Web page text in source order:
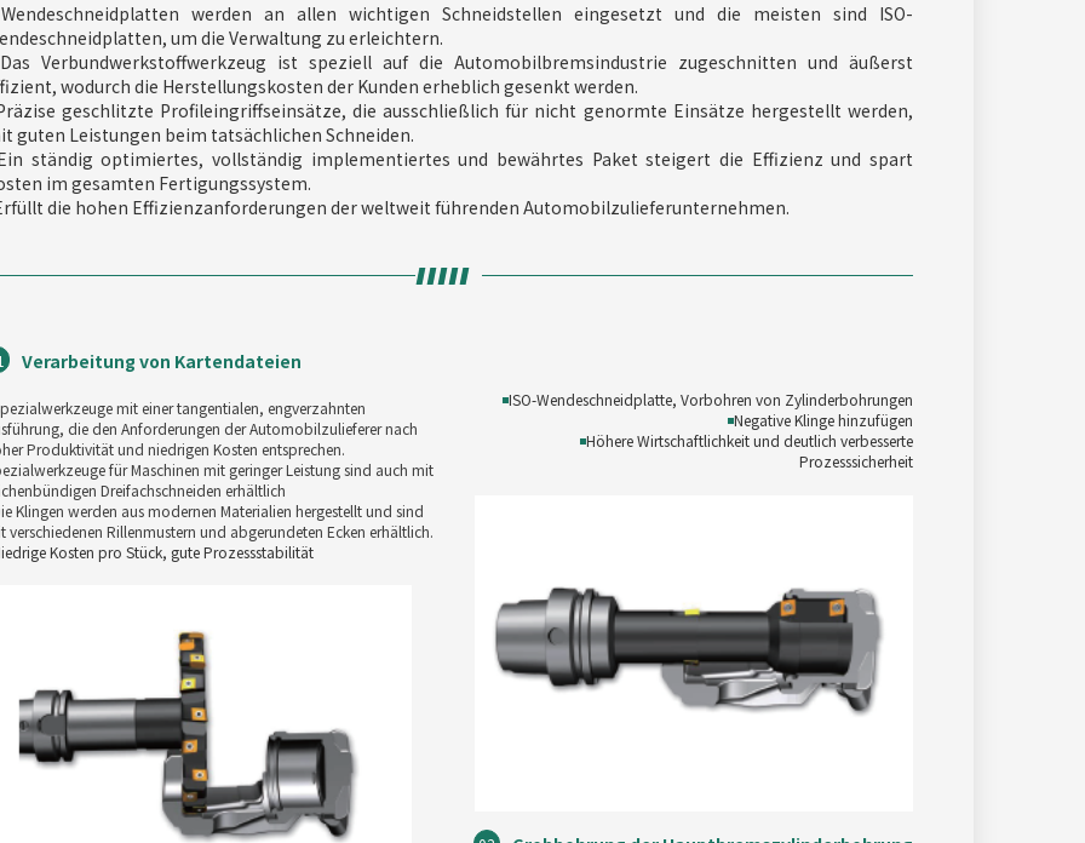
Wendeschneidplatten werden an allen wichtigen Schneidstellen eingesetzt und die meisten sind ISO-
um die Verwaltung zu erleichtern.
Das Verbundwerkstoffwerkzeug ist speziell auf die Automobilbremsindustrie zugeschnitten und äußerst
wodurch die Herstellungskosten der Kunden erheblich gesenkt werden.
geschlitzte Profileingriffseinsätze, die ausschließlich für nicht genormte Einsätze hergestellt werden,
guten Leistungen beim tatsächlichen Schneiden.
ständig optimiertes, vollständig implementiertes und bewährtes Paket steigert die Effizienz und spart
im gesamten Fertigungssystem.
die hohen Effizienzanforderungen der weltweit führenden Automobilzulieferunternehmen.
Verarbeitung von Kartendateien
mit einer tangentialen, engverzahnten
die den Anforderungen der Automobilzulieferer nach
Produktivität und niedrigen Kosten entsprechen.
für Maschinen mit geringer Leistung sind auch mit
Dreifachschneiden erhältlich
Klingen werden aus modernen Materialien hergestellt und sind
verschiedenen Rillenmustern und abgerundeten Ecken erhältlich.
Kosten pro Stück, gute Prozessstabilität
◾ISO-Wendeschneidplatte, Vorbohren von Zylinderbohrungen
◾Negative Klinge hinzufügen
◾Höhere Wirtschaftlichkeit und deutlich verbesserte
Prozesssicherheit